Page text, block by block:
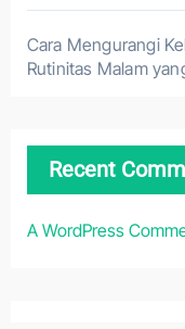
Cara Mengurangi
Rutinitas Malam
Recent
A WordPress